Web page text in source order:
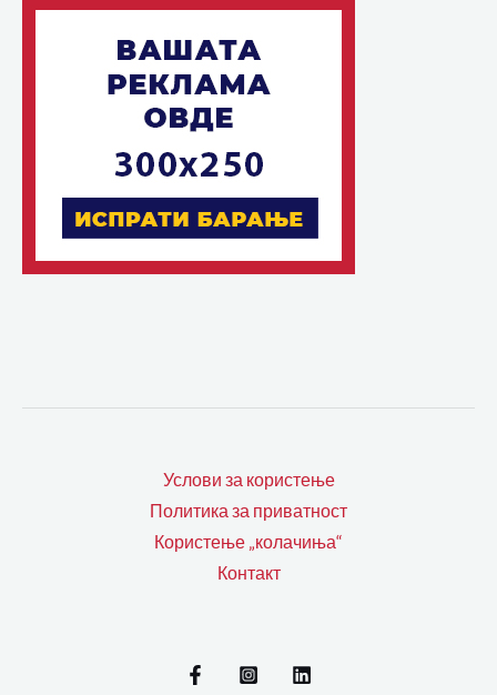
Услови за користење
Политика за приватност
Користење „колачиња“
Контакт